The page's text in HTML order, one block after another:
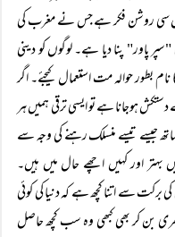
کون سی روشن فکر ہے جس نے مغرب کی
پاور" پنا دیا ہے۔ لوگوں کو دینی
حوالہ مت استعمال کیجئے۔ اگر
ہوجانا ہے تو ایسی ترقی ہمیں ہر
جیسے تیسے منسلک رہنے کی وجہ سے
بہتر اور کہیں اچھے حال میں ہیں۔
سے اتنا کچھ ہے کہ دنیا کی کوئی
بن کر بھی کبھی وہ سب کچھ حاصل